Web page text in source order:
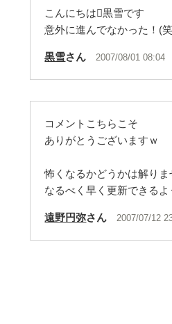
こんにちは黒雪です
意外に進んでなかった！(
黒雪さん 2007/08/01 08:04
コメントこちらこそ
ありがとうございますｗ
怖くなるかどうかは解りま
なるべく早く更新できるよ
遠野円弥さん 2007/07/12